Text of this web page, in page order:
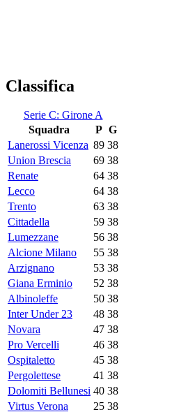
Classifica
Serie C: Girone A
Squadra
P G
Lanerossi Vicenza 89 38
Union Brescia
69 38
Renate
64 38
Lecco
64 38
Trento
63 38
Cittadella
59 38
Lumezzane
56 38
Alcione Milano
55 38
Arzignano
53 38
Giana Erminio
52 38
Albinoleffe
50 38
Inter Under 23
48 38
Novara
47 38
Pro Vercelli
46 38
Ospitaletto
45 38
Pergolettese
41 38
Dolomiti Bellunesi 40 38
Virtus Verona
25 38